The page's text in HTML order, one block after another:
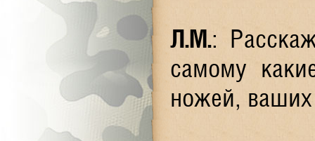
Л.М.:
самому
ножей,